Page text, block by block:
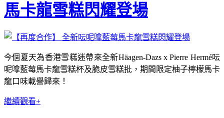
馬卡龍雪糕閃耀登場
今個夏天為香港雪糕迷帶來全新Häagen-Dazs x Pierre Hermé呍
呢嗱藍莓馬卡龍雪糕杯及脆皮雪糕批，期間限定柚子檸檬馬卡
龍口味載譽歸來！
繼續觀看+